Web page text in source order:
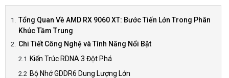
Tổng Quan Về AMD RX 9060 XT: Bước Tiến Lớn Trong Phân
Khúc Tầm Trung
Chi Tiết Công Nghệ và Tính Năng Nổi Bật
Kiến Trúc RDNA 3 Đột Phá
Bộ Nhớ GDDR6 Dung Lượng Lớn